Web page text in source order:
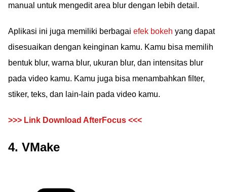
manual untuk mengedit area blur dengan lebih detail.
Aplikasi ini juga memiliki berbagai efek bokeh yang dapat
disesuaikan dengan keinginan kamu. Kamu bisa memilih
bentuk blur, warna blur, ukuran blur, dan intensitas blur
pada video kamu. Kamu juga bisa menambahkan filter,
stiker, teks, dan lain-lain pada video kamu.
>>> Link Download AfterFocus <<<
4. VMake